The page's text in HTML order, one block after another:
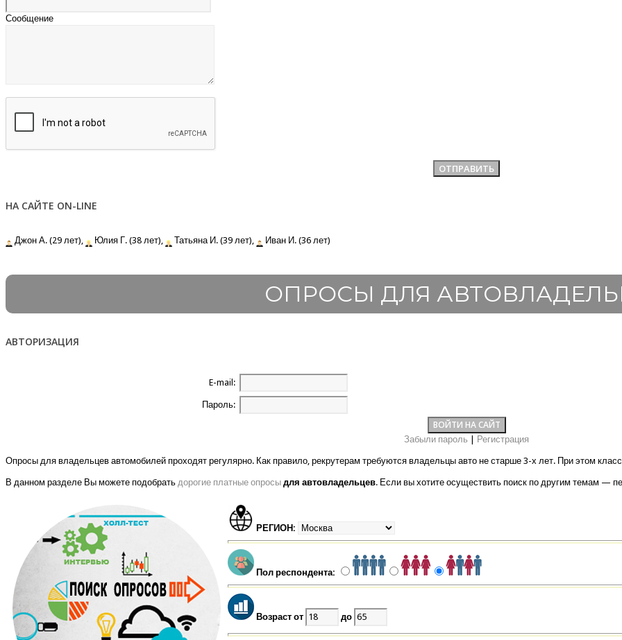
Сообщение
НА САЙТЕ ON-LINE
Джон А. (29 лет), Юлия Г. (38 лет), Татьяна И. (39 лет),
Иван И. (36 лет)
ОПРОСЫ ДЛЯ
АВТОРИЗАЦИЯ
E-mail:
Пароль:
Забыли пароль Регистрация
Опросы для владельцев автомобилей проходят регулярно. Как правило, рекрутерам требуются владельцы авто не старше 3-х лет. При этом
В данном разделе Вы можете подобрать дорогие платные опросы для автовладельцев. Если вы хотите осуществить поиск по другим темам —
РЕГИОН:
Пол респондента:
Возраст от до